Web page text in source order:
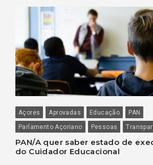
Açores Aprovadas Educação
PAN
Parlamento Açoriano
Pessoas
PAN/A quer saber estado de
do Cuidador Educacional